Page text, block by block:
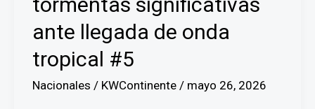
ante llegada de onda
tropical #5
Nacionales / KWContinente / mayo 26, 2026